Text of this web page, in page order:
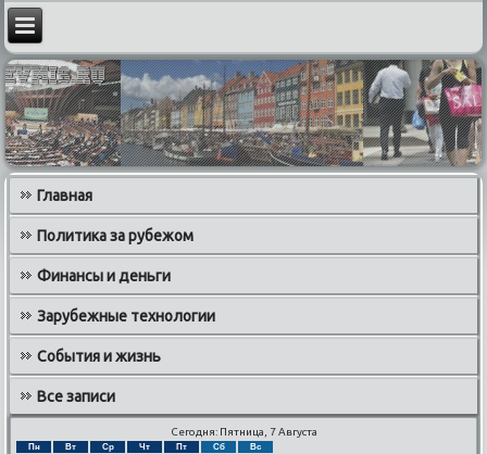
Главная
Политика за рубежом
Финансы и деньги
Зарубежные технологии
События и жизнь
Все записи
Сегодня: Пятница, 7 Августа
Пн Вт Ср Чт Пт Сб Вс